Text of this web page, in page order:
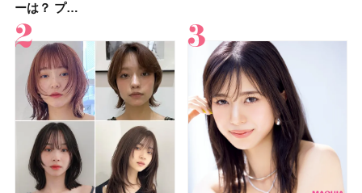
ーは？ プ…
の秘訣を公開
ーは？ プ…
容マニア・マ…
ト！選び方＆糖質・脂…
気のヘアス…
や脚も喜んでくれ…
色補正効果をビフォ…